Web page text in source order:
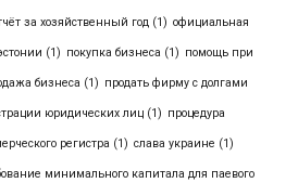
за хозяйственный год (1) официальная
(1) покупка бизнеса (1) помощь при
бизнеса (1) продать фирму с долгами
юридических лиц (1) процедура
регистра (1) слава украине (1)
минимального капитала для паевого